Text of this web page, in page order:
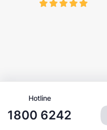
419,000 vnđ
Hotline
1800 6242